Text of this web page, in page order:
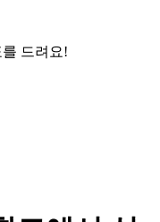
를 드려요!